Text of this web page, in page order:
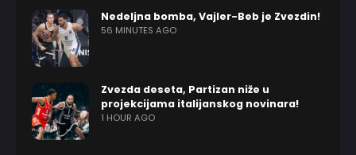
Nedeljna bomba, Vajler-Beb je Zvezdin!
56 MINUTES AGO
Zvezda deseta, Partizan niže u
projekcijama italijanskog novinara!
1 HOUR AGO